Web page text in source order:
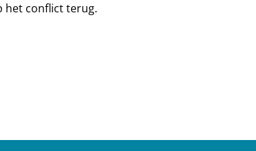
het conflict terug.